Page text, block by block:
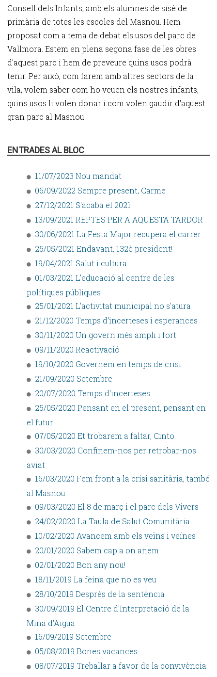
Consell dels Infants, amb els alumnes de sisè de
primària de totes les escoles del Masnou. Hem
proposat com a tema de debat els usos del parc de
Vallmora. Estem en plena segona fase de les obres
d’aquest parc i hem de preveure quins usos podrà
tenir. Per això, com farem amb altres sectors de la
vila, volem saber com ho veuen els nostres infants,
quins usos li volen donar i com volen gaudir d'aquest
gran parc al Masnou.
ENTRADES AL BLOC
11/07/2023 Nou mandat
06/09/2022 Sempre present, Carme
27/12/2021 S'acaba el 2021
13/09/2021 REPTES PER A AQUESTA TARDOR
30/06/2021 La Festa Major recupera el carrer
25/05/2021 Endavant, 132è president!
19/04/2021 Salut i cultura
01/03/2021 L'educació al centre de les
polítiques públiques
25/01/2021 L'activitat municipal no s'atura
21/12/2020 Temps d'incerteses i esperances
30/11/2020 Un govern més ampli i fort
09/11/2020 Reactivació
19/10/2020 Governem en temps de crisi
21/09/2020 Setembre
20/07/2020 Temps d'incerteses
25/05/2020 Pensant en el present, pensant en
el futur
07/05/2020 Et trobarem a faltar, Cinto
30/03/2020 Confinem-nos per retrobar-nos
aviat
16/03/2020 Fem front a la crisi sanitària, també
al Masnou
09/03/2020 El 8 de març i el parc dels Vivers
24/02/2020 La Taula de Salut Comunitària
10/02/2020 Avancem amb els veïns i veïnes
20/01/2020 Sabem cap a on anem
02/01/2020 Bon any nou!
18/11/2019 La feina que no es veu
28/10/2019 Després de la sentència
30/09/2019 El Centre d'Interpretació de la
Mina d'Aigua
16/09/2019 Setembre
05/08/2019 Bones vacances
08/07/2019 Treballar a favor de la convivència